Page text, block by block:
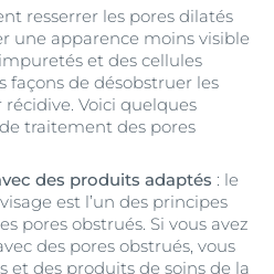
resserrer les pores dilatés
une apparence moins visible
et des cellules
façons de désobstruer les
Voici quelques
traitement des pores
des produits adaptés : le
est l’un des principes
pores obstrués. Si vous avez
des pores obstrués, vous
et des produits de soins de la